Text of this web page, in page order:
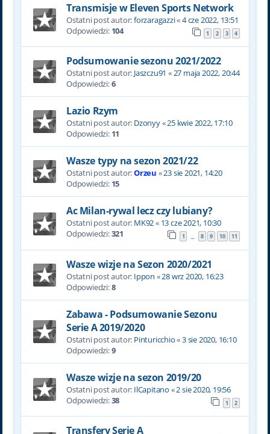
Transmisje w Eleven Sports Network
Ostatni post autor:forzaragazzi«4 cze 2022, 13:51
Odpowiedzi: 104 1 2 3 4
Podsumowanie sezonu 2021/2022
Ostatni post autor: Jaszczu91 «27 maja 2022, 20:44
Odpowiedzi:6
Lazio Rzym
Ostatni post autor: Dzonyy«25 kwie 2022, 17:10
Odpowiedzi: 11
Wasze typy na sezon 2021/22
Ostatni post autor:Orzeu «23 sie 2021, 14:20
Odpowiedzi: 15
Ac Milan-rywal lecz czy lubiany?
Ostatni post autor: MK92« 13 cze 2021, 10:30
Odpowiedzi:321 1 … 8 9 10 11
Wasze wizje na Sezon 2020/2021
Ostatni post autor: Ippon «28 wrz 2020, 16:23
Odpowiedzi:8
Zabawa - Podsumowanie Sezonu
Serie A 2019/2020
Ostatni post autor: Pinturicchio«3 sie 2020, 16:10
Odpowiedzi:9
Wasze wizje na sezon 2019/20
Ostatni post autor: IlCapitano «2 sie 2020, 19:56
Odpowiedzi:38 1 2
Transfery Serie A